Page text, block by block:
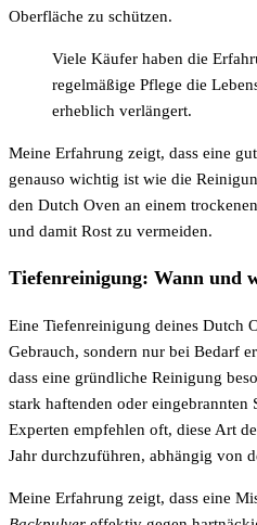
Oberfläche zu schützen.
Viele Käufer haben die
regelmäßige Pflege die
erheblich verlängert.
Meine Erfahrung zeigt, dass eine
genauso wichtig ist wie die
den Dutch Oven an einem
und damit Rost zu vermeiden.
Tiefenreinigung: Wann und
Eine Tiefenreinigung deines Dutch
Gebrauch, sondern nur bei Bedarf
dass eine gründliche Reinigung
stark haftenden oder
Experten empfehlen oft, diese Art
Jahr durchzuführen, abhängig von
Meine Erfahrung zeigt, dass eine